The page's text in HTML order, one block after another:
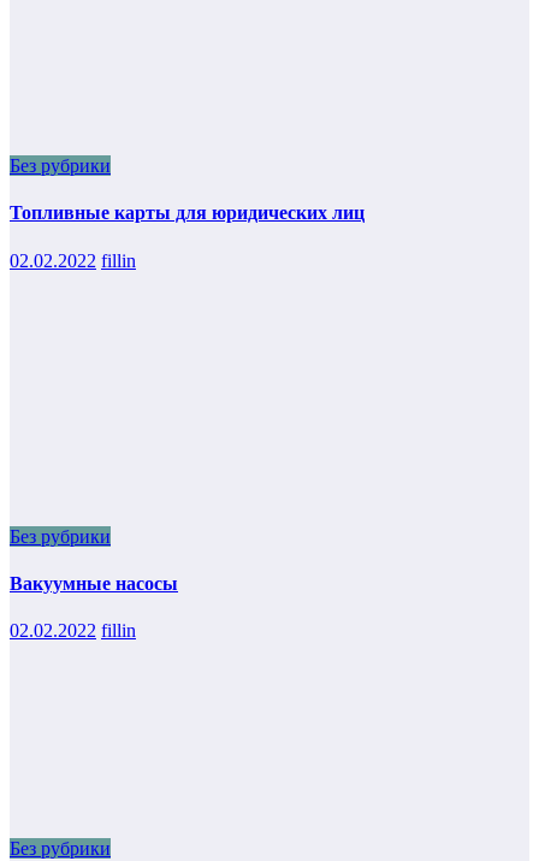
Без рубрики
Топливные карты для юридических лиц
02.02.2022 fillin
Без рубрики
Вакуумные насосы
02.02.2022 fillin
Без рубрики